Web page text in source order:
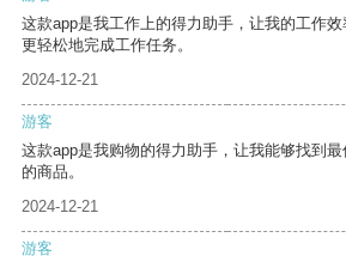
这款app是我工作上的得力助手，让我的工作
更轻松地完成工作任务。
2024-12-21
游客
这款app是我购物的得力助手，让我能够找到
的商品。
2024-12-21
游客